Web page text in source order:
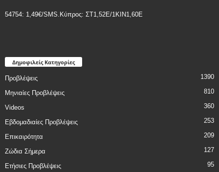
54754: 1,49€/SMS.Κύπρος: ΣT1,52E/1KIN1,60E
Δημοφιλείς Κατηγορίες
Προβλέψεις 1390
Μηνιαίες Προβλέψεις 810
Videos 360
Εβδομαδιαίες Προβλέψεις 253
Επικαιρότητα 209
Ζώδια Σήμερα 127
Ετήσιες Προβλέψεις 95